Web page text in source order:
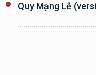
Quy Mạng Lễ